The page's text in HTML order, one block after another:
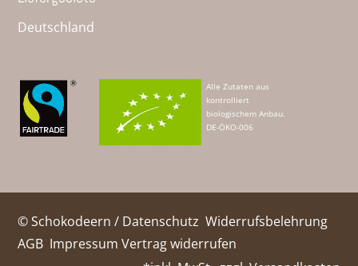
Deutschland
Alle Zutaten aus
kontrolliert
biologischem Anbau.
DE-ÖKO-006
© Schokodeern / Datenschutz Widerrufsbelehrung
AGB Impressum Vertrag widerrufen